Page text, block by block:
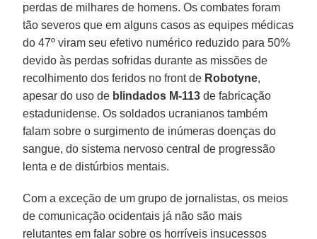
perdas de milhares de homens. Os combates foram
tão severos que em alguns casos as equipes médicas
do 47º viram seu efetivo numérico reduzido para 50%
devido às perdas sofridas durante as missões de
recolhimento dos feridos no front de Robotyne,
apesar do uso de blindados M-113 de fabricação
estadunidense. Os soldados ucranianos também
falam sobre o surgimento de inúmeras doenças do
sangue, do sistema nervoso central de progressão
lenta e de distúrbios mentais.
Com a exceção de um grupo de jornalistas, os meios
de comunicação ocidentais já não são mais
relutantes em falar sobre os horríveis insucessos